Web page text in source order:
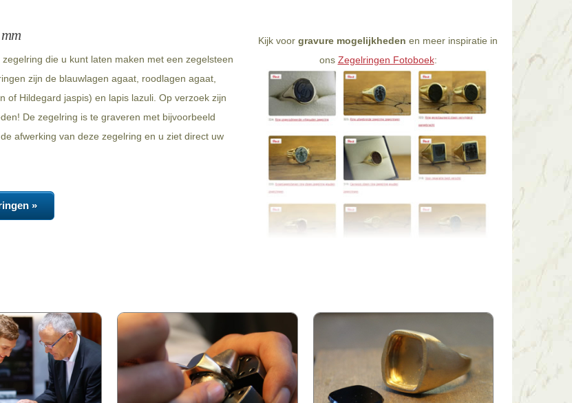
die u kunt laten maken met een zegelsteen
zijn de blauwlagen agaat, roodlagen agaat,
Hildegard jaspis) en lapis lazuli. Op verzoek zijn
De zegelring is te graveren met bijvoorbeeld
afwerking van deze zegelring en u ziet direct uw
»
Kijk voor gravure mogelijkheden en meer inspiratie in
ons Zegelringen Fotoboek: